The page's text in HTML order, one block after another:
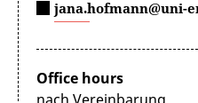
jana.hofmann@uni-
Office hours